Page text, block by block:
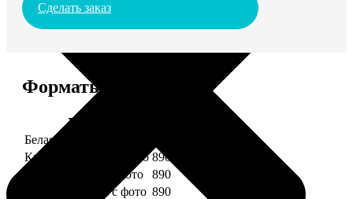
Сделать заказ
Форматы и цены
Услуга
Белая кружка с фото
Красная кружка с фото 890
Желтая кружка с фото
890
Зеленая кружка с фото 890